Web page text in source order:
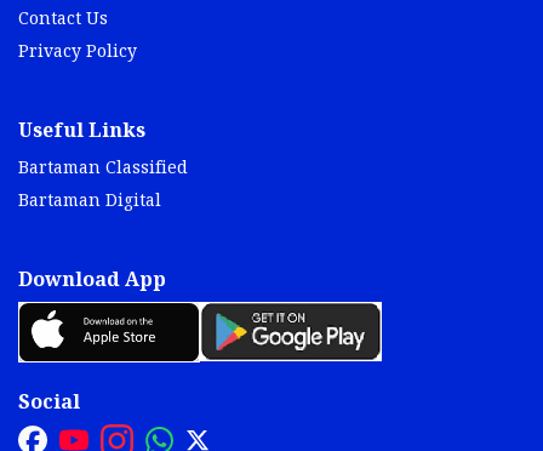
Contact Us
Privacy Policy
Useful Links
Bartaman Classified
Bartaman Digital
Download App
Social